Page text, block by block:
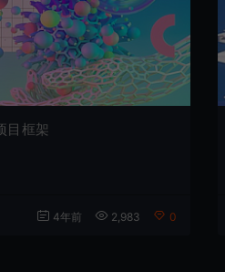
目框架
4年前 2,983 0